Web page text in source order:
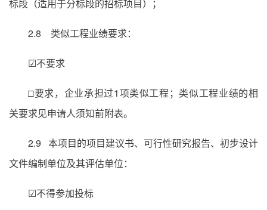
标段（适用于分标段的招标项目）；
2.8 类似工程业绩要求：
☑不要求
□要求，企业承担过1项类似工程；类似工程业绩的相
关要求见申请人须知前附表。
2.9 本项目的项目建议书、可行性研究报告、初步设计
文件编制单位及其评估单位：
☑不得参加投标